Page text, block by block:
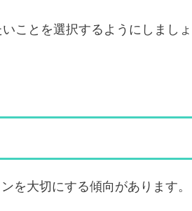
ことを選択するようにしましょ
を大切にする傾向があります。